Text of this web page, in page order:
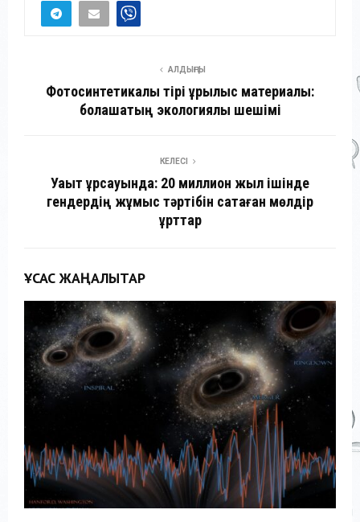
АЛДЫҢҒЫ
Фотосинтетикалық тірі құрылыс материалы:
болашақтың экологиялық шешімі
КЕЛЕСІ
Уақыт құрсауында: 20 миллион жыл ішінде
гендердің жұмыс тәртібін сақтаған мөлдір
құрттар
ҰҚСАС ЖАҢАЛЫҚТАР